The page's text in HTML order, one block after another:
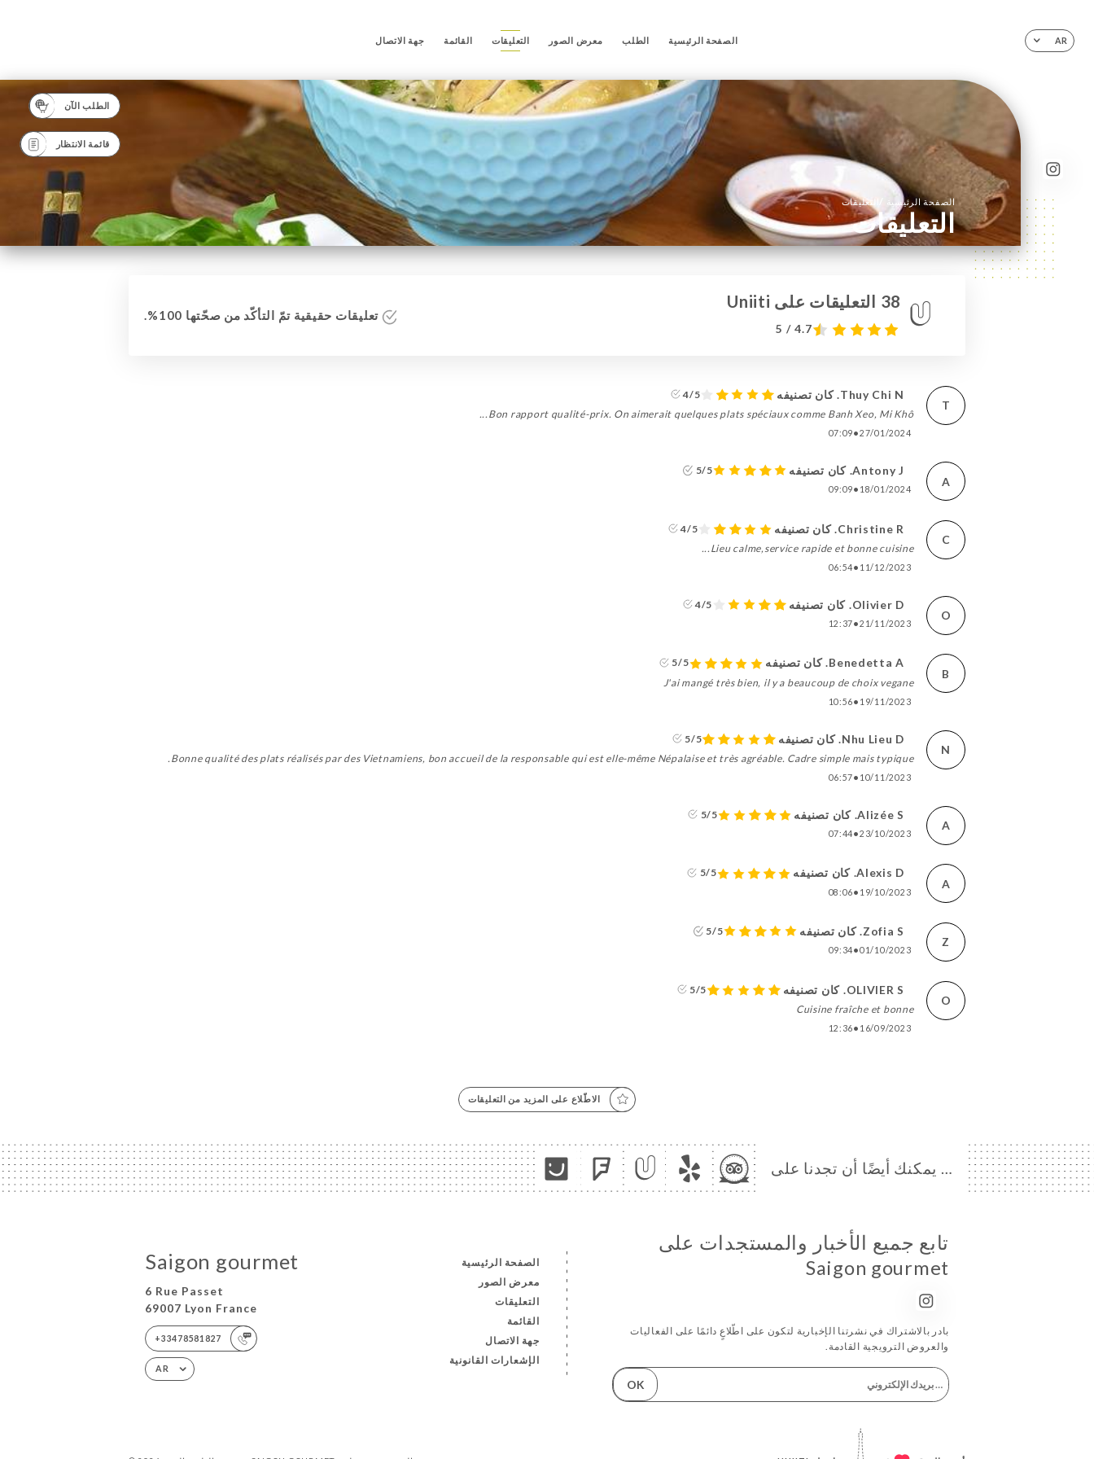
AR الصفحة الرئيسية الطلب معرض الصور التعليقات القائمة جهة الاتصال
الطلب الآن
قائمة الانتظار
الصفحة الرئيسية التعليقات
التعليقات
38 التعليقات على Uniiti
4.7 / 5
تعليقات حقيقية تمّ التأكّد من صحّتها 100%.
T
Thuy Chi N. كان تصنيفه
4/5
Bon rapport qualité-prix. On aimerait quelques plats spéciaux comme Banh Xeo, Mi Khô...
27/01/2024
•
07:09
A
Antony J. كان تصنيفه 5/5
18/01/2024
•
09:09
C
Christine R. كان تصنيفه
4/5
Lieu calme,service rapide et bonne cuisine...
11/12/2023
•
06:54
O
Olivier D. كان تصنيفه 4/5
21/11/2023
•
12:37
B
Benedetta A. كان تصنيفه
5/5
J'ai mangé très bien, il y a beaucoup de choix vegane
19/11/2023
•
10:56
N
Nhu Lieu D. كان تصنيفه
5/5
Bonne qualité des plats réalisés par des Vietnamiens, bon accueil de la responsable qui est elle-même Népalaise et très agréable. Cadre simple mais typique.
10/11/2023
•
06:57
A
Alizée S. كان تصنيفه 5/5
23/10/2023
•
07:44
A
Alexis D. كان تصنيفه 5/5
19/10/2023
•
08:06
Z
Zofia S. كان تصنيفه 5/5
01/10/2023
•
09:34
O
OLIVIER S. كان تصنيفه
5/5
Cuisine fraîche et bonne
16/09/2023
•
12:36
الاطّلاع على المزيد من التعليقات
… يمكنك أيضًا أن تجدنا على
Saigon gourmet
6 Rue Passet
69007 Lyon France
+33478581827
AR
الصفحة الرئيسية
معرض الصور
التعليقات
القائمة
جهة الاتصال
الإشعارات القانونية
تابع جميع الأخبار والمستجدات على
Saigon gourmet
بادر بالاشتراك في نشرتنا الإخبارية لتكون على اطّلاعٍ دائمًا على الفعاليات
والعروض الترويجية القادمة.
OK